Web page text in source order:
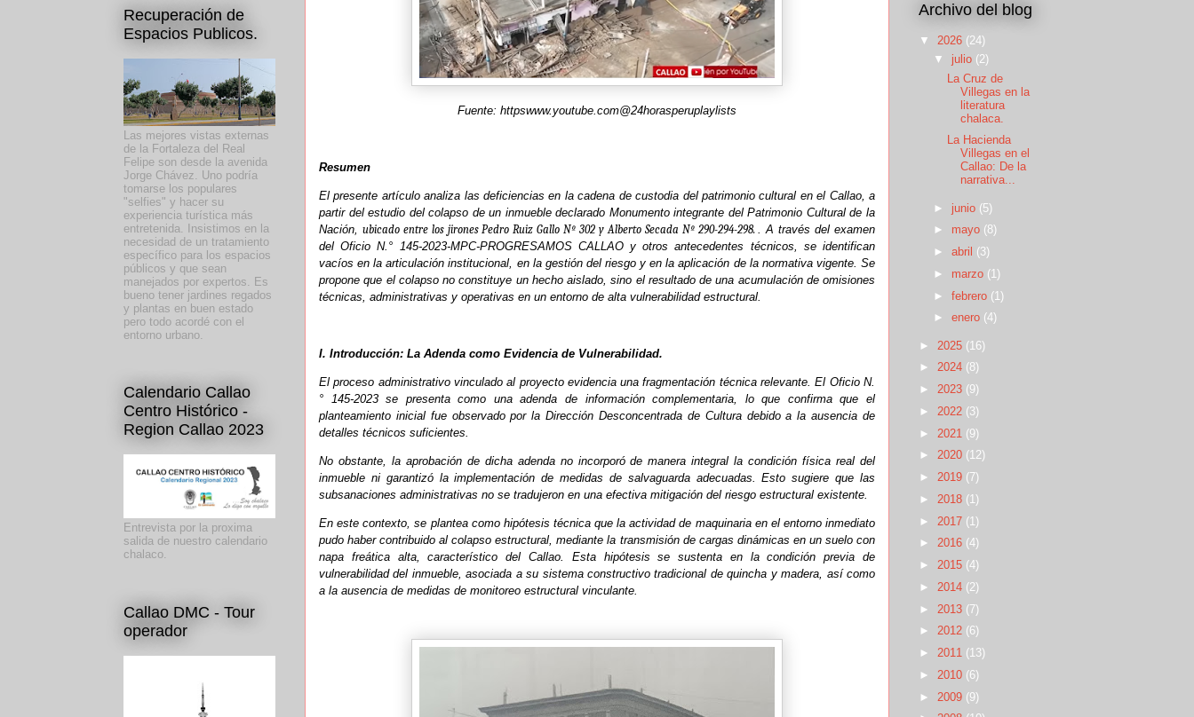
Fuente: httpswww.youtube.com@24horasperuplaylists
Resumen
El presente artículo analiza las deficiencias en la cadena de custodia del patrimonio cultural en el Callao, a
partir del estudio del colapso de un inmueble declarado Monumento integrante del Patrimonio Cultural de la
Nación, ubicado entre los jirones Pedro Ruiz Gallo Nº 302 y Alberto Secada Nº 290-294-298.
. A través del examen
del Oficio N.° 145-2023-MPC-PROGRESAMOS CALLAO y otros antecedentes técnicos, se identifican
vacíos en la articulación institucional, en la gestión del riesgo y en la aplicación de la normativa vigente. Se
propone que el colapso no constituye un hecho aislado, sino el resultado de una acumulación de omisiones
técnicas, administrativas y operativas en un entorno de alta vulnerabilidad estructural.
I. Introducción: La Adenda como Evidencia de Vulnerabilidad.
El proceso administrativo vinculado al proyecto evidencia una fragmentación técnica relevante. El Oficio N.
° 145-2023 se presenta como una adenda de información complementaria, lo que confirma que el
planteamiento inicial fue observado por la Dirección Desconcentrada de Cultura debido a la ausencia de
detalles técnicos suficientes.
No obstante, la aprobación de dicha adenda no incorporó de manera integral la condición física real del
inmueble ni garantizó la implementación de medidas de salvaguarda adecuadas. Esto sugiere que las
subsanaciones administrativas no se tradujeron en una efectiva mitigación del riesgo estructural existente.
En este contexto, se plantea como hipótesis técnica que la actividad de maquinaria en el entorno inmediato
pudo haber contribuido al colapso estructural, mediante la transmisión de cargas dinámicas en un suelo con
napa freática alta, característico del Callao. Esta hipótesis se sustenta en la condición previa de
vulnerabilidad del inmueble, asociada a su sistema constructivo tradicional de quincha y madera, así como
a la ausencia de medidas de monitoreo estructural vinculante.
Recuperación de
Espacios Publicos.
Las mejores vistas externas
de la Fortaleza del Real
Felipe son desde la avenida
Jorge Chávez. Uno podría
tomarse los populares
"selfies" y hacer su
experiencia turística más
entretenida. Insistimos en la
necesidad de un tratamiento
específico para los espacios
públicos y que sean
manejados por expertos. Es
bueno tener jardines regados
y plantas en buen estado
pero todo acordé con el
entorno urbano.
Calendario Callao
Centro Histórico -
Region Callao 2023
Entrevista por la proxima
salida de nuestro calendario
chalaco.
Callao DMC - Tour
operador
Archivo del blog
▼ 2026 (24)
▼ julio (2)
La Cruz de
Villegas en la
literatura
chalaca.
La Hacienda
Villegas en el
Callao: De la
narrativa...
► junio (5)
► mayo (8)
► abril (3)
► marzo (1)
► febrero (1)
► enero (4)
► 2025 (16)
► 2024 (8)
► 2023 (9)
► 2022 (3)
► 2021 (9)
► 2020 (12)
► 2019 (7)
► 2018 (1)
► 2017 (1)
► 2016 (4)
► 2015 (4)
► 2014 (2)
► 2013 (7)
► 2012 (6)
► 2011 (13)
► 2010 (6)
► 2009 (9)